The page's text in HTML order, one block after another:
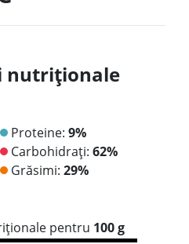
nutriționale
Proteine: 9%
Carbohidrați: 62%
Grăsimi: 29%
pentru 100 g